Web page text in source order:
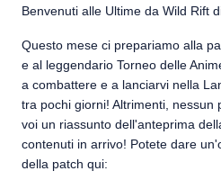
Benvenuti alle Ultime da Wild Rift
Questo mese ci prepariamo alla
e al leggendario Torneo delle
a combattere e a lanciarvi nella
tra pochi giorni! Altrimenti, nessun
voi un riassunto dell'anteprima
contenuti in arrivo! Potete dare
della patch qui: